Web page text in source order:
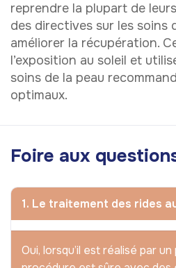
reprendre la plupart de
des directives sur les soins
améliorer la récupération.
l’exposition au soleil et
soins de la peau
optimaux.
Foire aux
1. Le traitement des rides
Oui, lorsqu’il est réalisé par